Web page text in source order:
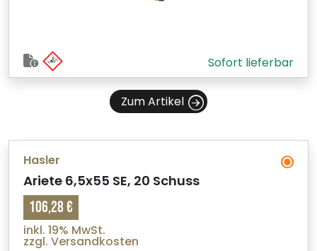
Sofort lieferbar
Zum Artikel
Hasler
Ariete 6,5x55 SE, 20 Schuss
106,28 €
inkl. 19% MwSt.
zzgl. Versandkosten